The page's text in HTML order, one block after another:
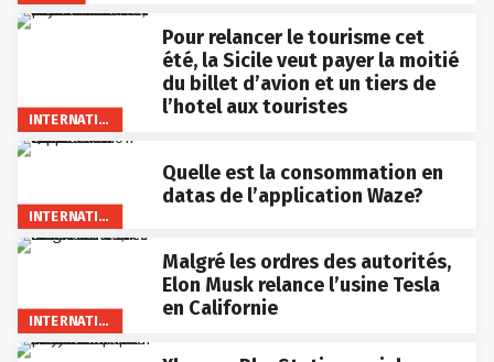
Pour relancer le tourisme cet
été, la Sicile veut payer la moitié
du billet d’avion et un tiers de
l’hotel aux touristes
Quelle est la consommation en
datas de l’application Waze?
Malgré les ordres des autorités,
Elon Musk relance l’usine Tesla
en Californie